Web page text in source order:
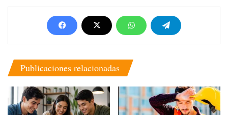
Publicaciones relacionadas